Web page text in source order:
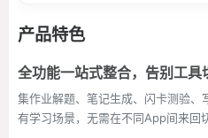
产品特色
全功能一站式整合，告别工具
集作业解题、笔记生成、闪卡测验
有学习场景，无需在不同App间来回